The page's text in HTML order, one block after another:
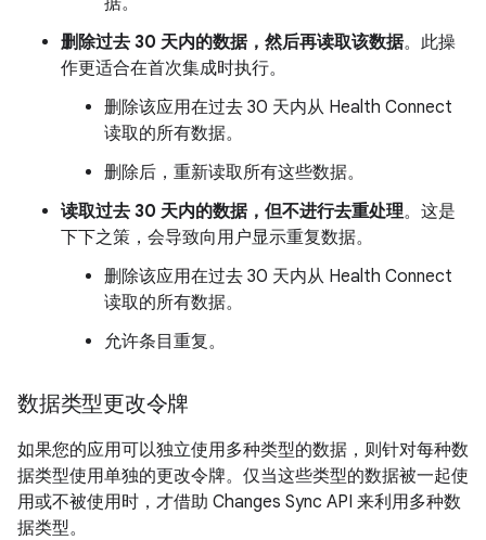
删除过去 30 天内的数据，然后再读取该数据。此操
作更适合在首次集成时执行。
删除该应用在过去 30 天内从 Health Connect
读取的所有数据。
删除后，重新读取所有这些数据。
读取过去 30 天内的数据，但不进行去重处理。这是
下下之策，会导致向用户显示重复数据。
删除该应用在过去 30 天内从 Health Connect
读取的所有数据。
允许条目重复。
数据类型更改令牌
如果您的应用可以独立使用多种类型的数据，则针对每种数
据类型使用单独的更改令牌。仅当这些类型的数据被一起使
用或不被使用时，才借助 Changes Sync API 来利用多种数
据类型。